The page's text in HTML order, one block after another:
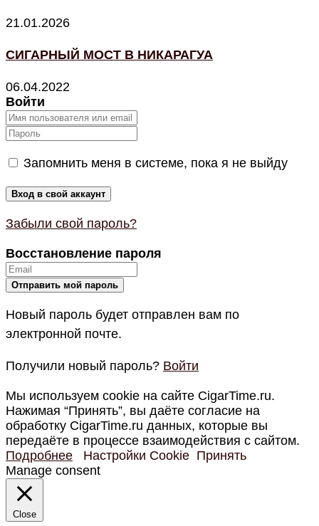
21.01.2026
СИГАРНЫЙ МОСТ В НИКАРАГУА
06.04.2022
Войти
Запомнить меня в системе, пока я не выйду
Забыли свой пароль?
Восстановление пароля
Новый пароль будет отправлен вам по
электронной почте.
Получили новый пароль? Войти
Мы используем cookie на сайте CigarTime.ru.
Нажимая “Принять”, вы даёте согласие на
обработку CigarTime.ru данных, которые вы
передаёте в процессе взаимодействия с сайтом.
Подробнее
Настройки Cookie Принять
Manage consent
Close